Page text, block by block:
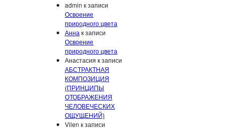
admin к записи
Освоение
природного цвета
Анна к записи
Освоение
природного цвета
Анастасия к записи
АБСТРАКТНАЯ
КОМПОЗИЦИЯ
(ПРИНЦИПЫ
ОТОБРАЖЕНИЯ
ЧЕЛОВЕЧЕСКИХ
ОЩУЩЕНИЙ)
Vilen к записи